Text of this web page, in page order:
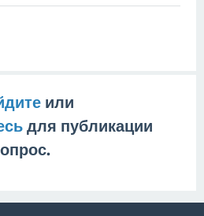
или
для публикации